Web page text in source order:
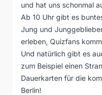
und hat uns schonmal
Ab 10 Uhr gibt es
Jung und
erleben, Quizfans
Und natürlich gibt es
zum Beispiel einen
Dauerkarten für die
Berlin!